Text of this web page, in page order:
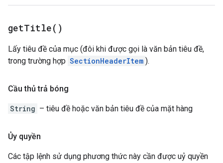
getTitle( )
Lấy tiêu đề của mục (đôi khi được gọi là văn bản tiêu đề,
trong trường hợp SectionHeaderItem ).
Cầu thủ trả bóng
String – tiêu đề hoặc văn bản tiêu đề của mặt hàng
Ủy quyền
Các tập lệnh sử dụng phương thức này cần được uỷ quyền